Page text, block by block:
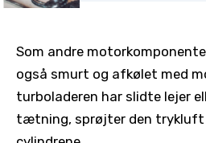
Som andre
også smurt og afkølet med
turboladeren har slidte lejer
tætning, sprøjter den trykluft